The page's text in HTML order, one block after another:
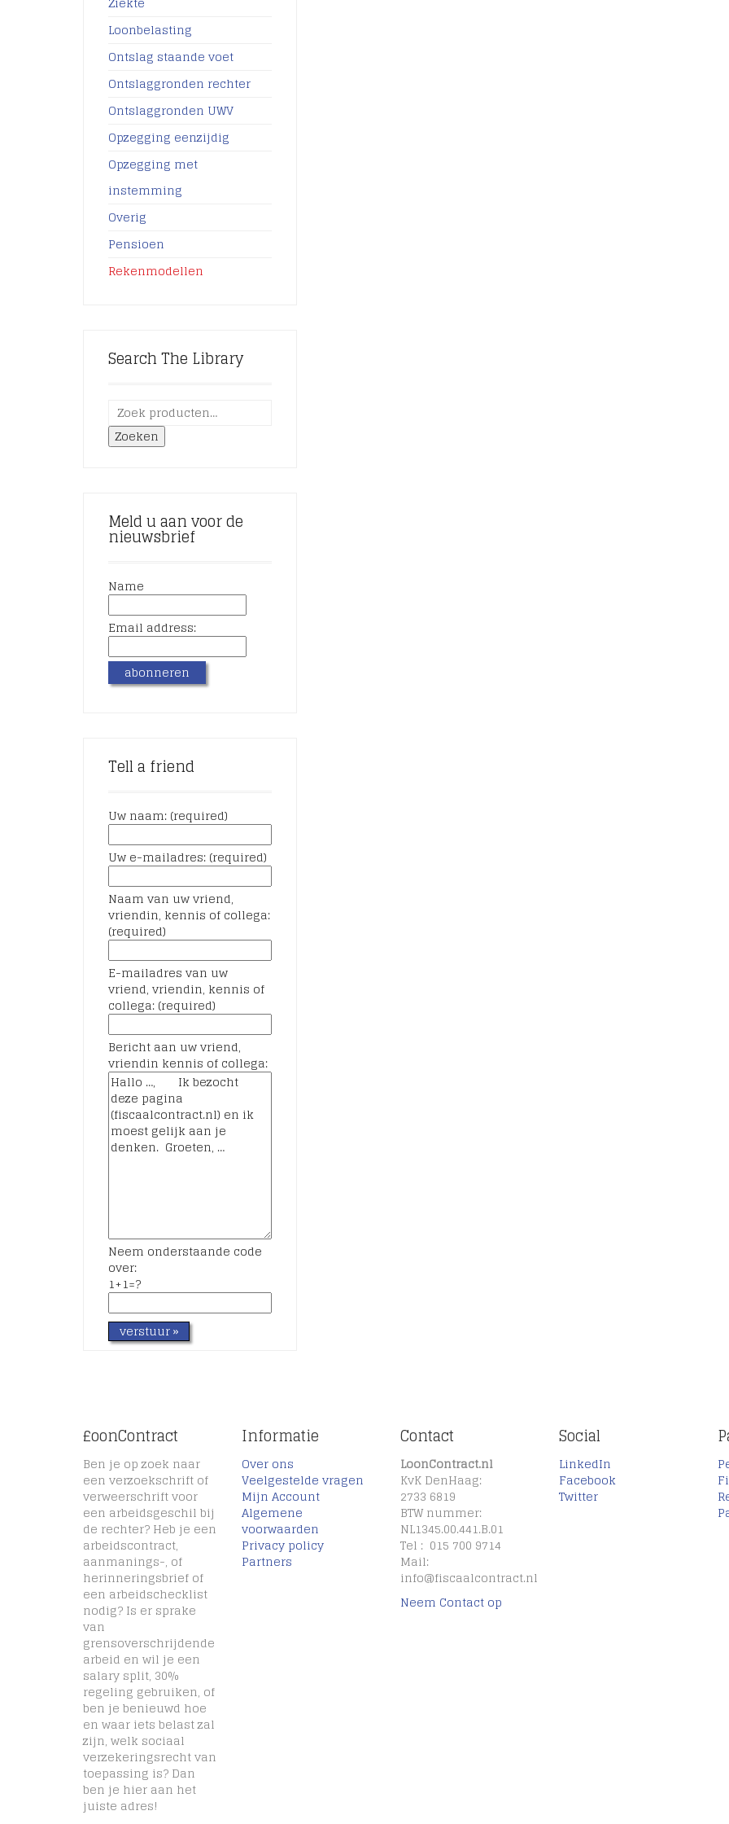
Loonbelasting
Ontslag staande voet
Ontslaggronden rechter
Ontslaggronden UWV
Opzegging eenzijdig
Opzegging met
instemming
Overig
Pensioen
Rekenmodellen
Search The Library
Zoeken
Meld u aan voor de
nieuwsbrief
Name
Email address:
Tell a friend
Uw naam: (required)
Uw e-mailadres: (required)
Naam van uw vriend,
vriendin, kennis of collega:
(required)
E-mailadres van uw
vriend, vriendin, kennis of
collega: (required)
Bericht aan uw vriend,
vriendin kennis of collega:
Neem onderstaande code
over:
1+1=?
£oonContract
Ben je op zoek naar
een verzoekschrift of
verweerschrift voor
een arbeidsgeschil bij
de rechter? Heb je een
arbeidscontract,
aanmanings-, of
herinneringsbrief of
een arbeidschecklist
nodig? Is er sprake
van
grensoverschrijdende
arbeid en wil je een
salary split, 30%
regeling gebruiken, of
ben je benieuwd hoe
en waar iets belast zal
zijn, welk sociaal
verzekeringsrecht van
toepassing is? Dan
ben je hier aan het
juiste adres!
Informatie
Over ons
Veelgestelde vragen
Mijn Account
Algemene
voorwaarden
Privacy policy
Partners
Contact
LoonContract.nl
KvK DenHaag:
2733 6819
BTW nummer:
NL1345.00.441.B.01
Tel : 015 700 9714
Mail:
info@fiscaalcontract.nl
Neem Contact op
Social
LinkedIn
Facebook
Twitter